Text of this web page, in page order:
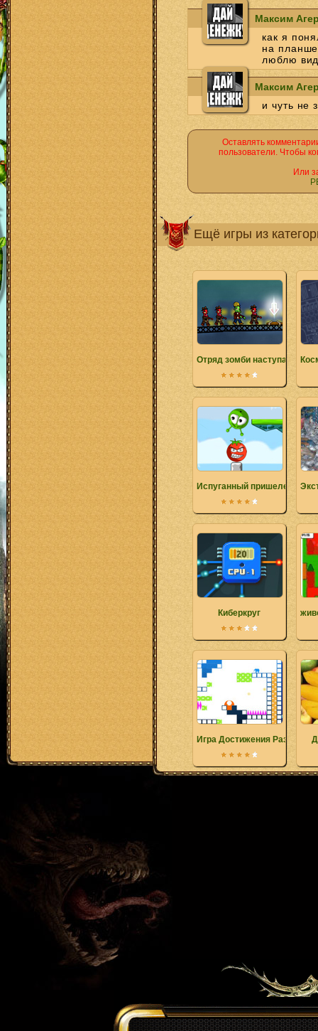
Максим
как я
на
люблю
Максим
и чуть не
Оставлять
пользователи. Чтобы
Или
Ещё игры из
Отряд зомби наступает
Испуганный пришелец
Киберкруг
Игра Достижения